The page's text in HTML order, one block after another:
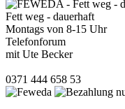
Fett weg - dauerhaft
Montags von 8-15 Uhr
Telefonforum
mit Ute Becker
0371 444 658 53